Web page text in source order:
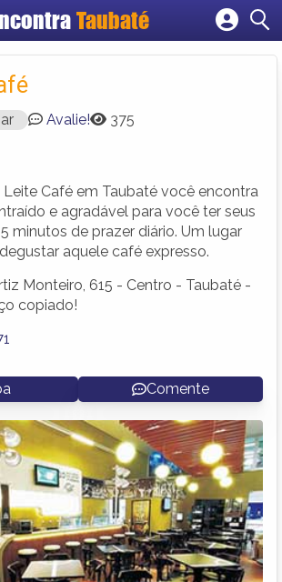
Taubaté
Cadastrar empresa
Avalie! 375
Leite Café em Taubaté você encontra
e agradável para você ter seus
minutos de prazer diário. Um lugar
aquele café expresso.
Monteiro, 615 - Centro - Taubaté -
copiado!
Comente